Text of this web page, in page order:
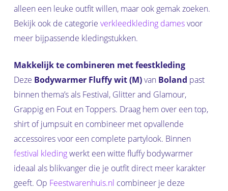
alleen een leuke outfit willen, maar ook gemak zoeken.
Bekijk ook de categorie verkleedkleding damesvoor
meer bijpassende kledingstukken.
Makkelijk te combineren met feestkleding
Deze Bodywarmer Fluffy wit (M)van Boland past
binnen thema’s als Festival, Glitter and Glamour,
Grappig en Fout en Toppers. Draag hem over een top,
shirt of jumpsuit en combineer met opvallende
accessoires voor een complete partylook. Binnen
festival kledingwerkt een witte fluffy bodywarmer
ideaal als blikvanger die je outfit direct meer karakter
geeft. Op Feestwarenhuis.nl combineer je deze